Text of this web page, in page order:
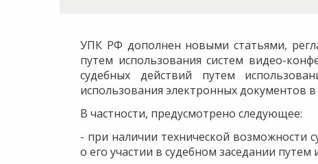
УПК РФ дополнен новыми статьями,
путем использования систем видео-
судебных действий путем
использования электронных документов
В частности, предусмотрено следующее:
- при наличии технической возможности
о его участии в судебном заседании